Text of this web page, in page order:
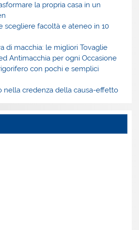
la propria casa in un
scegliere facoltà e ateneo in 10
di macchia: le migliori Tovaglie
Antimacchia per ogni Occasione
con pochi e semplici
nella credenza della causa-effetto